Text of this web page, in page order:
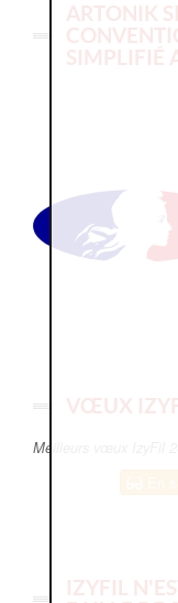
ARTONIK
SIMPLIFIÉ
VŒUX
Meilleurs vœux IzyFil
IZYFIL